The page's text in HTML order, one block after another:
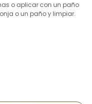
o aplicar con un paño
o un paño y limpiar.